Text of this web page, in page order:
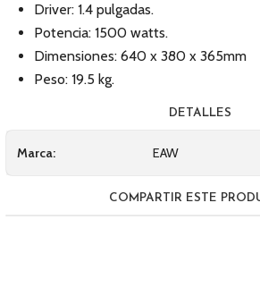
Driver: 1.4 pulgadas.
Potencia: 1500 watts.
Dimensiones: 640 x 380 x 365mm
Peso: 19.5 kg.
DETALLES
Marca: EAW
COMPARTIR ESTE